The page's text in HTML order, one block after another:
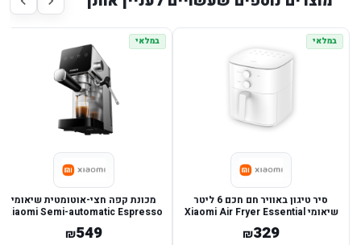
במלאי
סיר טיגון באוויר חם חכם 6 ליטר
שיאומי Xiaomi Air Fryer Essential
6L
₪329
במלאי
מכונת קפה חצי-אוטומטית שיאומי
Xiaomi Semi-automatic Espresso
Machine
₪549